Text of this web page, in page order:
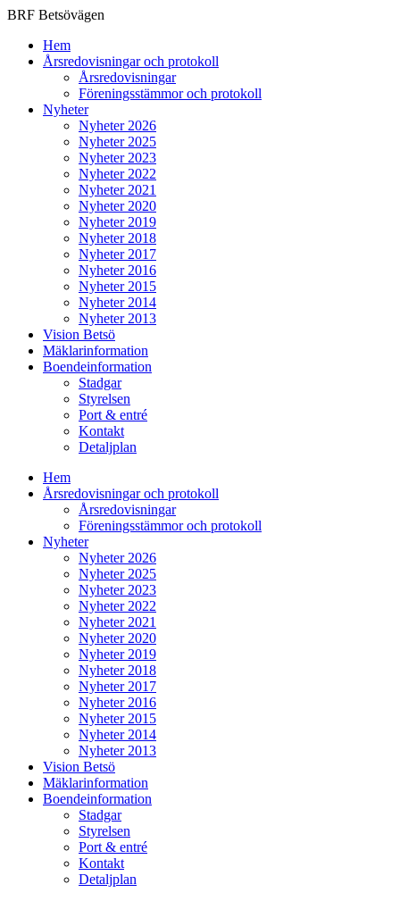
BRF Betsövägen
Hem
Årsredovisningar och protokoll
Årsredovisningar
Föreningsstämmor och protokoll
Nyheter
Nyheter 2026
Nyheter 2025
Nyheter 2023
Nyheter 2022
Nyheter 2021
Nyheter 2020
Nyheter 2019
Nyheter 2018
Nyheter 2017
Nyheter 2016
Nyheter 2015
Nyheter 2014
Nyheter 2013
Vision Betsö
Mäklarinformation
Boendeinformation
Stadgar
Styrelsen
Port & entré
Kontakt
Detaljplan
Hem
Årsredovisningar och protokoll
Årsredovisningar
Föreningsstämmor och protokoll
Nyheter
Nyheter 2026
Nyheter 2025
Nyheter 2023
Nyheter 2022
Nyheter 2021
Nyheter 2020
Nyheter 2019
Nyheter 2018
Nyheter 2017
Nyheter 2016
Nyheter 2015
Nyheter 2014
Nyheter 2013
Vision Betsö
Mäklarinformation
Boendeinformation
Stadgar
Styrelsen
Port & entré
Kontakt
Detaljplan